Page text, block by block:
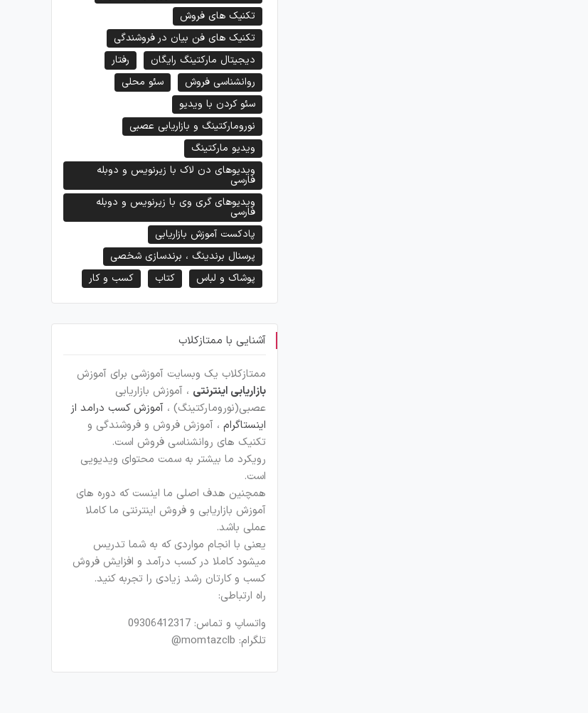
تکنیک های فروش
تکنیک های فن بیان در فروشندگی
دیجیتال مارکتینگ رایگان
رفتار
روانشناسی فروش
سئو محلی
سئو کردن با ویدیو
نورومارکتینگ و بازاریابی عصبی
ویدیو مارکتینگ
ویدیوهای دن لاک با زیرنویس و دوبله
فارسی
ویدیوهای گری وی با زیرنویس و دوبله
فارسی
پادکست آموزش بازاریابی
پرسنال برندینگ ، برندسازی شخصی
پوشاک و لباس
کتاب کسب و کار
آشنایی با ممتازکلاب
ممتازکلاب یک وبسایت آموزشی برای آموزش
بازاریابی اینترنتی ، آموزش بازاریابی
عصبی(نورومارکتینگ) ،آموزش کسب درامد از
اینستاگرام ، آموزش فروش و فروشندگی و
تکنیک های روانشناسی فروش است.
رویکرد ما بیشتر به سمت محتوای ویدیویی
است.
همچنین هدف اصلی ما اینست که دوره های
آموزش بازاریابی و فروش اینترنتی ما کاملا
عملی باشد.
یعنی با انجام مواردی که به شما تدریس
میشود کاملا در کسب درآمد و افزایش فروش
کسب و کارتان رشد زیادی را تجربه کنید.
راه ارتباطی:
واتساپ و تماس: 09306412317
تلگرام: momtazclb@